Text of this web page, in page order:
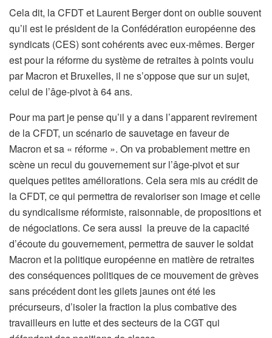
Cela dit, la CFDT et Laurent Berger dont on oublie souvent
qu’il est le président de la Confédération européenne des
syndicats (CES) sont cohérents avec eux-mêmes. Berger
est pour la réforme du système de retraites à points voulu
par Macron et Bruxelles, il ne s’oppose que sur un sujet,
celui de l’âge-pivot à 64 ans.
Pour ma part je pense qu’il y a dans l’apparent revirement
de la CFDT, un scénario de sauvetage en faveur de
Macron et sa « réforme ». On va probablement mettre en
scène un recul du gouvernement sur l’âge-pivot et sur
quelques petites améliorations. Cela sera mis au crédit de
la CFDT, ce qui permettra de revaloriser son image et celle
du syndicalisme réformiste, raisonnable, de propositions et
de négociations. Ce sera aussi la preuve de la capacité
d’écoute du gouvernement, permettra de sauver le soldat
Macron et la politique européenne en matière de retraites
des conséquences politiques de ce mouvement de grèves
sans précédent dont les gilets jaunes ont été les
précurseurs, d’isoler la fraction la plus combative des
travailleurs en lutte et des secteurs de la CGT qui